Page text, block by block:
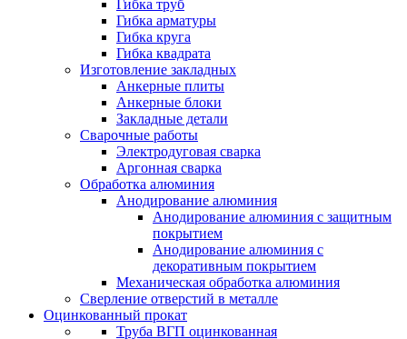
Гибка труб
Гибка арматуры
Гибка круга
Гибка квадрата
Изготовление закладных
Анкерные плиты
Анкерные блоки
Закладные детали
Сварочные работы
Электродуговая сварка
Аргонная сварка
Обработка алюминия
Анодирование алюминия
Анодирование алюминия с защитным
покрытием
Анодирование алюминия с
декоративным покрытием
Механическая обработка алюминия
Сверление отверстий в металле
Оцинкованный прокат
Труба ВГП оцинкованная